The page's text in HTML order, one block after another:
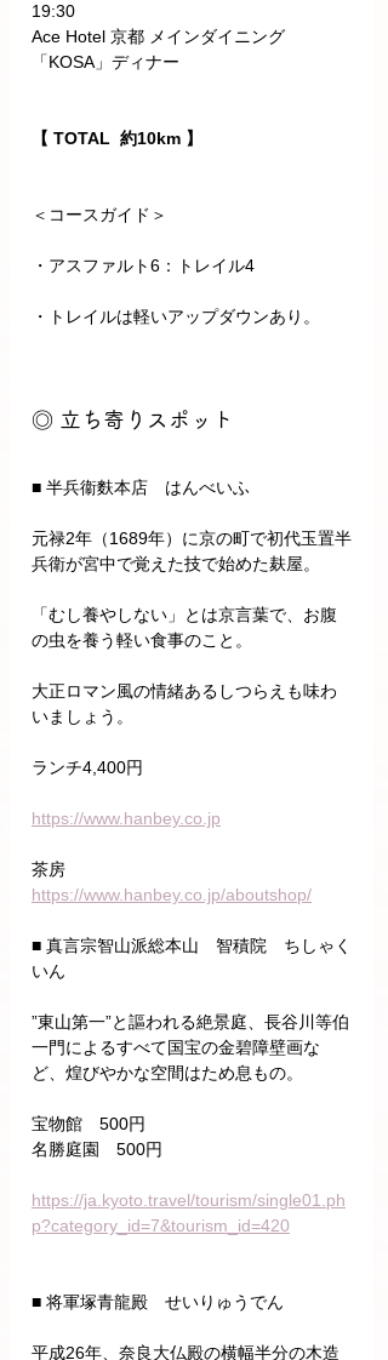
19:30
Ace Hotel 京都 メインダイニング
「KOSA」ディナー
【 TOTAL  約10km 】
＜コースガイド＞
・アスファルト6：トレイル4
・トレイルは軽いアップダウンあり。
◎ 立ち寄りスポット
■ 半兵衞麩本店　はんべいふ
元禄2年（1689年）に京の町で初代玉置半
兵衛が宮中で覚えた技で始めた麸屋。
「むし養やしない」とは京言葉で、お腹
の虫を養う軽い食事のこと。
大正ロマン風の情緒あるしつらえも味わ
いましょう。
ランチ4,400円
https://www.hanbey.co.jp
茶房
https://www.hanbey.co.jp/aboutshop/
■ 真言宗智山派総本山　智積院　ちしゃく
いん
”東山第一”と謳われる絶景庭、長谷川等伯
一門によるすべて国宝の金碧障壁画な
ど、煌びやかな空間はため息もの。
宝物館　500円
名勝庭園　500円
https://ja.kyoto.travel/tourism/single01.ph
p?category_id=7&tourism_id=420
■ 将軍塚青龍殿　せいりゅうでん
平成26年、奈良大仏殿の横幅半分の木造